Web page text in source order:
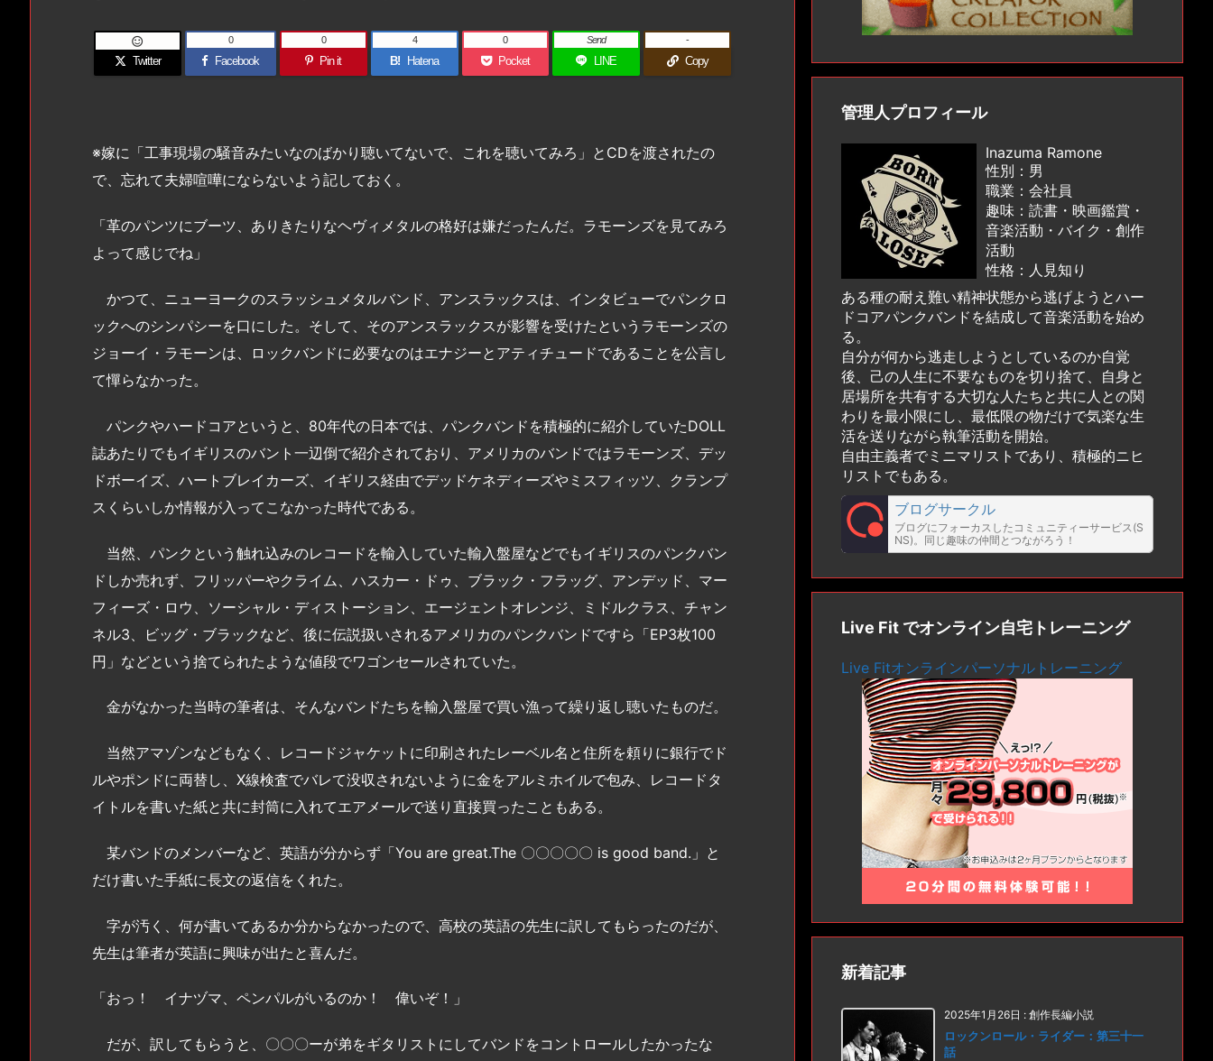
Twitter

Facebook
0
Pin it
0
B! Hatena
4
Pocket
0
LINE
Send
Copy
-
※嫁に「工事現場の騒音みたいなのばかり聴いてないで、これを聴いてみろ」とCDを渡されたの
で、忘れて夫婦喧嘩にならないよう記しておく。
「革のパンツにブーツ、ありきたりなヘヴィメタルの格好は嫌だったんだ。ラモーンズを見てみろ
よって感じでね」
かつて、ニューヨークのスラッシュメタルバンド、アンスラックスは、インタビューでパンクロ
ックへのシンパシーを口にした。そして、そのアンスラックスが影響を受けたというラモーンズの
ジョーイ・ラモーンは、ロックバンドに必要なのはエナジーとアティチュードであることを公言し
て憚らなかった。
パンクやハードコアというと、80年代の日本では、パンクバンドを積極的に紹介していたDOLL
誌あたりでもイギリスのバント一辺倒で紹介されており、アメリカのバンドではラモーンズ、デッ
ドボーイズ、ハートブレイカーズ、イギリス経由でデッドケネディーズやミスフィッツ、クランプ
スくらいしか情報が入ってこなかった時代である。
当然、パンクという触れ込みのレコードを輸入していた輸入盤屋などでもイギリスのパンクバン
ドしか売れず、フリッパーやクライム、ハスカー・ドゥ、ブラック・フラッグ、アンデッド、マー
フィーズ・ロウ、ソーシャル・ディストーション、エージェントオレンジ、ミドルクラス、チャン
ネル3、ビッグ・ブラックなど、後に伝説扱いされるアメリカのパンクバンドですら「EP3枚100
円」などという捨てられたような値段でワゴンセールされていた。
金がなかった当時の筆者は、そんなバンドたちを輸入盤屋で買い漁って繰り返し聴いたものだ。
当然アマゾンなどもなく、レコードジャケットに印刷されたレーベル名と住所を頼りに銀行でド
ルやポンドに両替し、X線検査でバレて没収されないように金をアルミホイルで包み、レコードタ
イトルを書いた紙と共に封筒に入れてエアメールで送り直接買ったこともある。
某バンドのメンバーなど、英語が分からず「You are great.The 〇〇〇〇〇 is good band.」と
だけ書いた手紙に長文の返信をくれた。
字が汚く、何が書いてあるか分からなかったので、高校の英語の先生に訳してもらったのだが、
先生は筆者が英語に興味が出たと喜んだ。
「おっ！ イナヅマ、ペンパルがいるのか！ 偉いぞ！」
だが、訳してもらうと、〇〇〇ーが弟をギタリストにしてバンドをコントロールしたかったな
管理人プロフィール
Inazuma Ramone
性別：男
職業：会社員
趣味：読書・映画鑑賞・
音楽活動・バイク・創作
活動
性格：人見知り
ある種の耐え難い精神状態から逃げようとハー
ドコアパンクバンドを結成して音楽活動を始め
る。
自分が何から逃走しようとしているのか自覚
後、己の人生に不要なものを切り捨て、自身と
居場所を共有する大切な人たちと共に人との関
わりを最小限にし、最低限の物だけで気楽な生
活を送りながら執筆活動を開始。
自由主義者でミニマリストであり、積極的ニヒ
リストでもある。
ブログサークル
ブログにフォーカスしたコミュニティーサービス(S
NS)。同じ趣味の仲間とつながろう！
Live Fit でオンライン自宅トレーニング
Live Fitオンラインパーソナルトレーニング
新着記事
2025年1月26日 : 創作長編小説
ロックンロール・ライダー：第三十一
話